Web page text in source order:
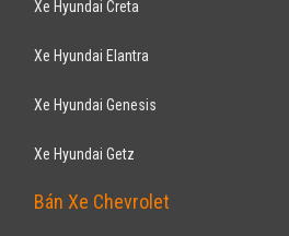
Xe Hyundai Creta
Xe Hyundai Elantra
Xe Hyundai Genesis
Xe Hyundai Getz
Bán Xe Chevrolet